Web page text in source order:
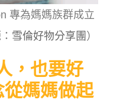
專為媽媽族群成立
雪倫好物分享團 ）
，也要好
媽媽做起